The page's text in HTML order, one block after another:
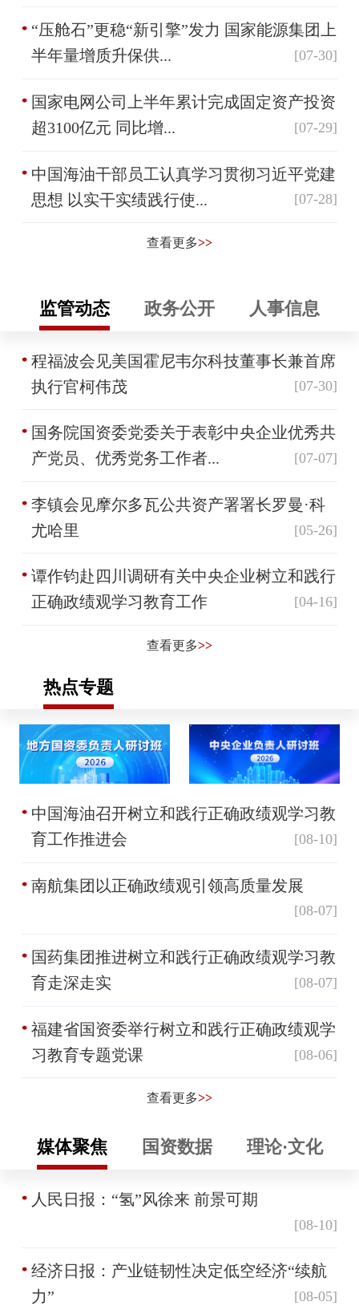
“压舱石”更稳“新引擎”发力 国家能源集团上
半年量增质升保供...
[07-30]
国家电网公司上半年累计完成固定资产投资
超3100亿元 同比增...
[07-29]
中国海油干部员工认真学习贯彻习近平党建
思想 以实干实绩践行使...
[07-28]
查看更多>>
监管动态 政务公开 人事信息
程福波会见美国霍尼韦尔科技董事长兼首席
执行官柯伟茂
[07-30]
国务院国资委党委关于表彰中央企业优秀共
产党员、优秀党务工作者...
[07-07]
李镇会见摩尔多瓦公共资产署署长罗曼·科
尤哈里
[05-26]
谭作钧赴四川调研有关中央企业树立和践行
正确政绩观学习教育工作
[04-16]
查看更多>>
热点专题
中国海油召开树立和践行正确政绩观学习教
育工作推进会
[08-10]
南航集团以正确政绩观引领高质量发展
[08-07]
国药集团推进树立和践行正确政绩观学习教
育走深走实
[08-07]
福建省国资委举行树立和践行正确政绩观学
习教育专题党课
[08-06]
查看更多>>
媒体聚焦 国资数据 理论·文化
人民日报：“氢”风徐来 前景可期
[08-10]
经济日报：产业链韧性决定低空经济“续航
力”
[08-05]